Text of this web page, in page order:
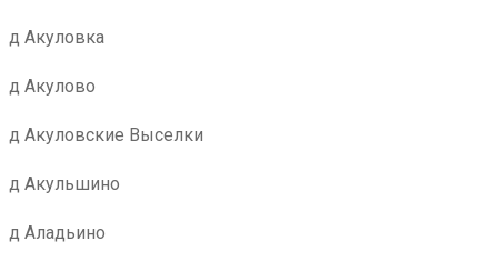
д Акуловка
д Акулово
д Акуловские Выселки
д Акульшино
д Аладьино